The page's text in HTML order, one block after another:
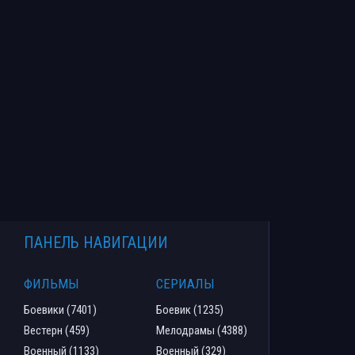
ПАНЕЛЬ НАВИГАЦИИ
ФИЛЬМЫ
Боевики (7401)
Вестерн (459)
Военный (1133)
СЕРИАЛЫ
Боевик (1235)
Мелодрамы (4388)
Военный (329)